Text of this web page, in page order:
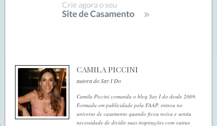
CAMILA PICCINI
autora do Say I Do
Camila Piccini comanda o blog Say I do desde 2009.
Formada em publicidade pela FAAP, entrou no
universo de casamento quando ficou noiva e sentiu
necessidade de dividir suas inspirações com outras